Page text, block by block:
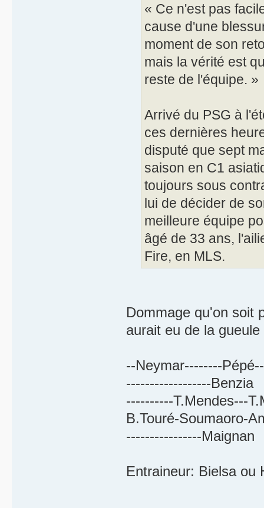
« Ce n'est pas
cause d'une
moment de son
mais la vérité est
reste de l'équipe. »
Arrivé du PSG à
ces dernières
disputé que sept
saison en C1
toujours sous
lui de décider de
meilleure équipe
âgé de 33 ans,
Fire, en MLS.
Dommage qu'on soit
aurait eu de la
--Neymar--------
------------------Benzia
----------T.Mendes---
B.Touré-Soumaoro-
----------------Maignan
Entraineur: Bielsa ou